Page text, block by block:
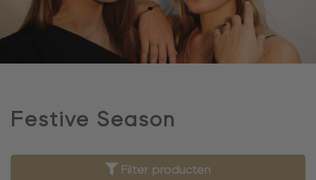
Festive Season
Filter producten